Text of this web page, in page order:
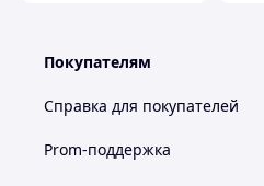
Покупателям
Справка для покупателей
Prom-поддержка